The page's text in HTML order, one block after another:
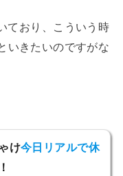
ており、こういう時
いきたいのですがな
け今日リアルで休